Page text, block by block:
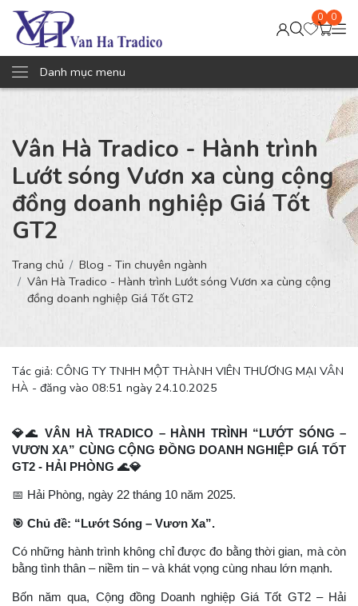
0 0
Danh mục menu
Vân Hà Tradico - Hành trình
Lướt sóng Vươn xa cùng cộng
đồng doanh nghiệp Giá Tốt
GT2
Trang chủ
Blog - Tin chuyên ngành
Vân Hà Tradico - Hành trình Lướt sóng Vươn xa cùng cộng
đồng doanh nghiệp Giá Tốt GT2
Tác giả: CÔNG TY TNHH MỘT THÀNH VIÊN THƯƠNG MẠI VÂN
HÀ - đăng vào 08:51 ngày 24.10.2025
💎🌊 VÂN HÀ TRADICO – HÀNH TRÌNH “LƯỚT SÓNG –
VƯƠN XA” CÙNG CỘNG ĐỒNG DOANH NGHIỆP GIÁ TỐT
GT2 - HẢI PHÒNG 🌊💎
📅 Hải Phòng, ngày 22 tháng 10 năm 2025.
🎯 Chủ đề: “Lướt Sóng – Vươn Xa”.
Có những hành trình không chỉ được đo bằng thời gian, mà còn
bằng tình thân – niềm tin – và khát vọng cùng nhau lớn mạnh.
Bốn năm qua, Cộng đồng Doanh nghiệp Giá Tốt GT2 – Hải